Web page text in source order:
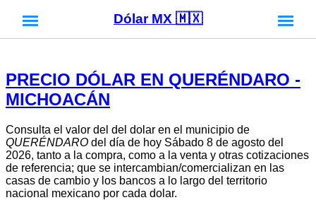
Dólar MX 🇲🇽
PRECIO DÓLAR EN QUERÉNDARO -
MICHOACÁN
Consulta el valor del del dolar en el municipio de
QUERÉNDARO del día de hoy Sábado 8 de agosto del
2026, tanto a la compra, como a la venta y otras cotizaciones
de referencia; que se intercambian/comercializan en las
casas de cambio y los bancos a lo largo del territorio
nacional mexicano por cada dolar.